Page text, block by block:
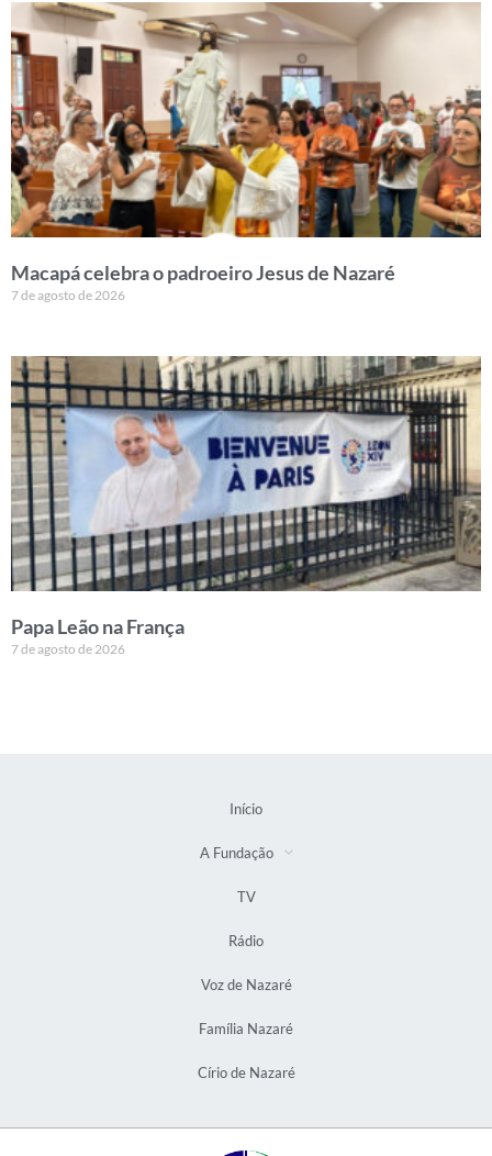
Macapá celebra o padroeiro Jesus de Nazaré
7 de agosto de 2026
Papa Leão na França
7 de agosto de 2026
Início
A Fundação
TV
Rádio
Voz de Nazaré
Família Nazaré
Círio de Nazaré